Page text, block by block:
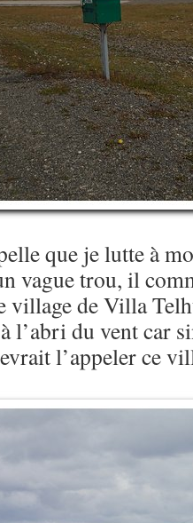
que je lutte à
vague trou, il
village de Villa
l’abri du vent car
l’appeler ce